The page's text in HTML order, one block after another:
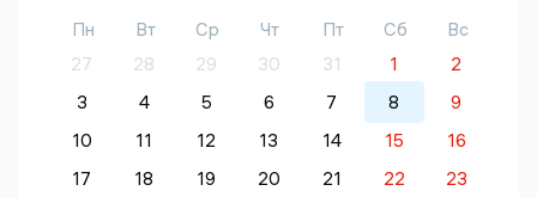
Пн Вт Ср Чт Пт Сб
Вс
27
28 29 30 31 1
2
3
4 5 6 7 8
9
10
11 12 13 14 15
16
17
18 19 20 21 22
23